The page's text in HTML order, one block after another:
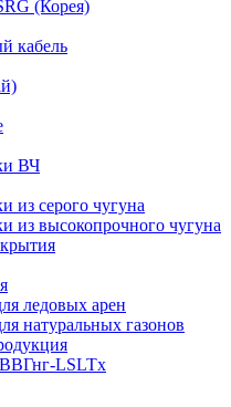
(Корея)
кабель
ВЧ
из серого чугуна
из высокопрочного чугуна
ледовых арен
натуральных газонов
LSLTx